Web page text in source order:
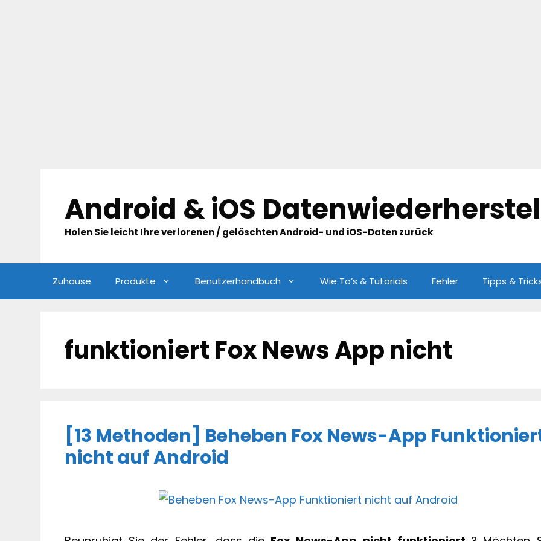
Android & iOS
Holen Sie leicht Ihre verlorenen / gelöschten Android- und iOS-Daten zurück
Zuhause Produkte Benutzerhandbuch Wie To’s & Tutorials Fehler Tipps &
funktioniert Fox News App nicht
[13 Methoden] Beheben Fox News-App
nicht auf Android